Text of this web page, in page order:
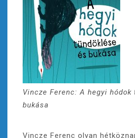
Vincze Ferenc: A hegyi hódok
bukása
Vincze Ferenc olyan